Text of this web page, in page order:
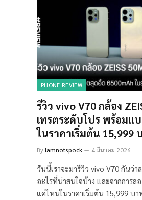
PHONE REVIEW
รีวิว vivo V70 กล้อง
เทรตระดับโปร พร้อมแ
ในราคาเริ่มต้น 15,999
ByIamnotspock 4 มีนาคม 2026
วันนี้เราจะมารีวิว vivo V70 กันว่า
อะไรที่น่าสนใจบ้าง และจากการล
แค่ไหนในราคาเริ่มต้น 15,999 บ